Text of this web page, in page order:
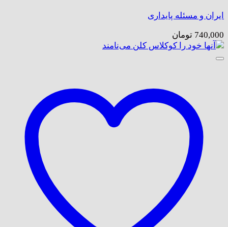
ایران و مسئله پایداری
740,000 تومان